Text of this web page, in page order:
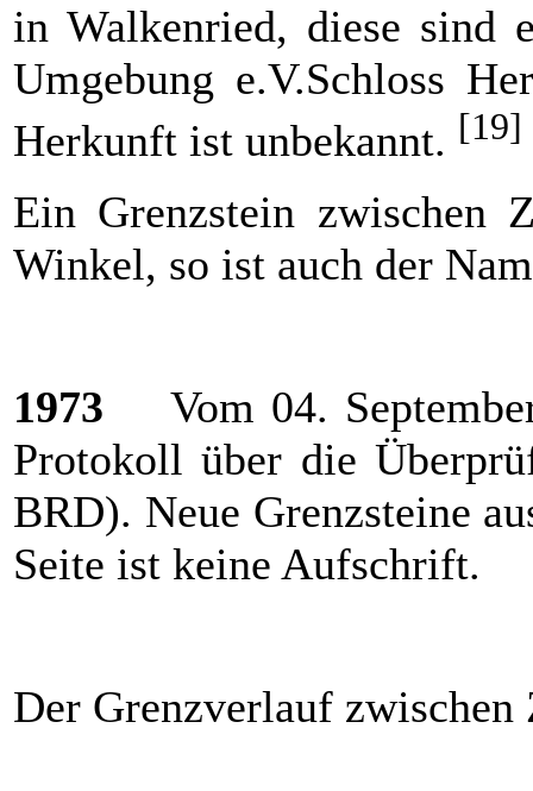
in Walkenried, diese sind
Umgebung e.V.Schloss
Herkunft ist unbekannt. [19]
Ein Grenzstein
Winkel, so ist auch der
1973 Vom 04.
Protokoll über die
BRD). Neue Grenzsteine
Seite ist keine Aufschrift.
Der Grenzverlauf